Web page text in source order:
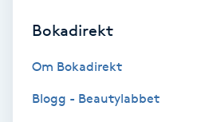
Fotsvamp
Fotvård
Bokadirekt
Om Bokadirekt
Blogg - Beautylabbet